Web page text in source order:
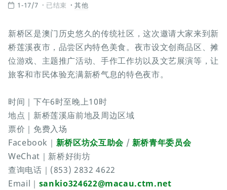
1-17/7 已结束 其他
新桥区是澳门历史悠久的传统社区，这次邀请大家来到新
桥莲溪夜市，品尝区内特色美食。夜市设文创商品区、摊
位游戏、主题推广活动、手作工作坊以及文艺展演等，让
旅客和市民体验充满新桥气息的特色夜市。
时间｜下午6时至晚上10时
地点｜新桥莲溪庙前地及周边区域
票价｜免费入场
Facebook｜ 新桥区坊众互助会/ 新桥青年委员会
WeChat｜新桥好街坊
查询电话｜(853) 2832 4622
Email｜ sankio324622@macau.ctm.net